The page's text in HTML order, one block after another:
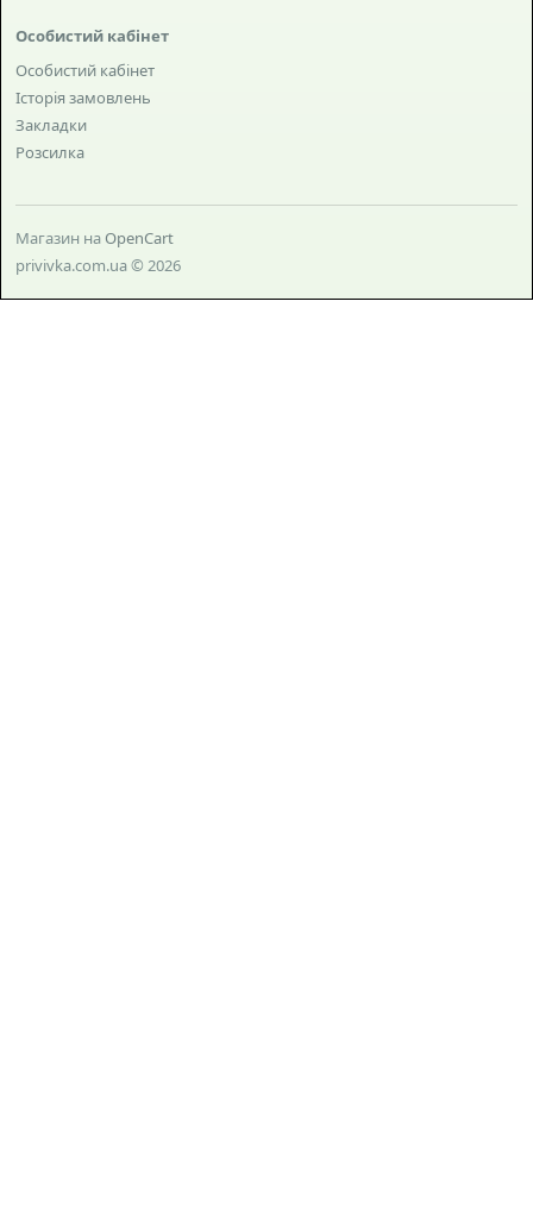
Особистий кабінет
Особистий кабінет
Історія замовлень
Закладки
Розсилка
Магазин на OpenCart
privivka.com.ua © 2026